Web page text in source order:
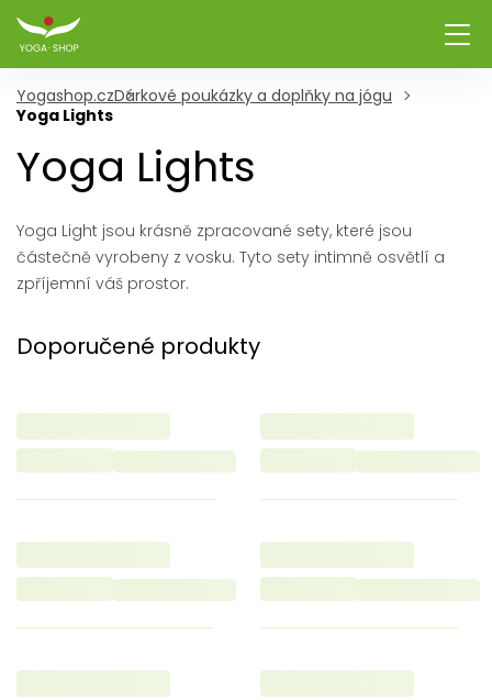
Yogashop.czDárkové poukázky a doplňky na jógu
Yoga Lights
Yoga Lights
Yoga Light jsou krásně zpracované sety, které jsou
částečně vyrobeny z vosku. Tyto sety intimně osvětlí a
zpříjemní váš prostor.
Doporučené produkty